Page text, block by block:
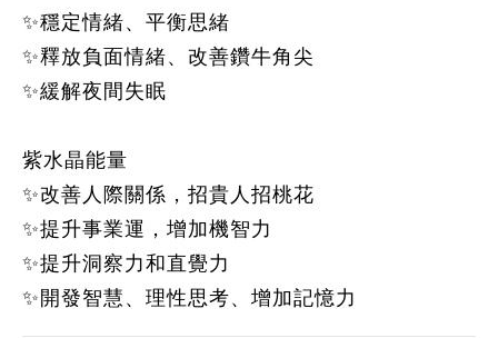
✨穩定情緒、平衡思緒
✨釋放負面情緒、改善鑽牛角尖
✨緩解夜間失眠
紫水晶能量
✨改善人際關係，招貴人招桃花
✨提升事業運，增加機智力
✨提升洞察力和直覺力
✨開發智慧、理性思考、增加記憶力